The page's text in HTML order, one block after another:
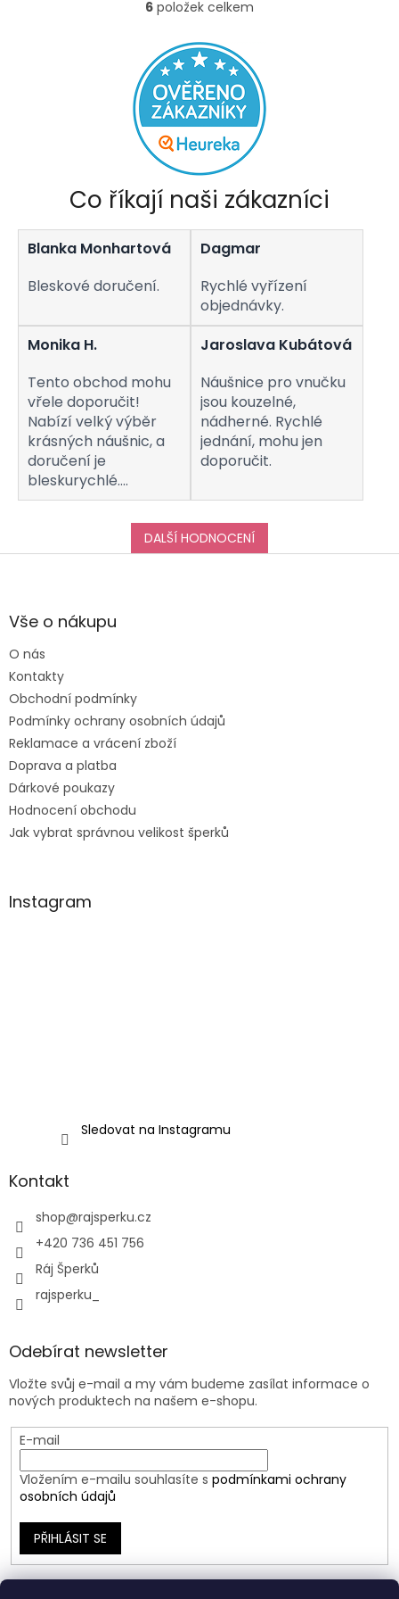
O
l
á
d
a
c
í
p
r
v
k
v
ý
i
s
u
6 položek celkem
Co říkají naši zákazníci
Blanka Monhartová
Bleskové doručení.
Dagmar
Rychlé vyřízení
objednávky.
Monika H.
Tento obchod mohu
vřele doporučit!
Nabízí velký výběr
krásných náušnic, a
doručení je
bleskurychlé.
Komunikaci s
obchodem hodnotím
taktéž na jedničku!
Děkuji za vše, a určitě
Jaroslava Kubátová
Náušnice pro vnučku
jsou kouzelné,
nádherné. Rychlé
jednání, mohu jen
doporučit.
DALŠÍ HODNOCENÍ
Z
aVše o nákupu
O nás
Kontakty
Obchodní podmínky
Podmínky ochrany osobních údajů
Reklamace a vrácení zboží
Doprava a platba
Dárkové poukazy
Hodnocení obchodu
Jak vybrat správnou velikost šperků
Instagram
Sledovat na Instagramu
Kontakt
shop@rajsperku.cz
+420 736 451 756
Ráj Šperků
rajsperku_
Odebírat newsletter
Vložte svůj e-mail a my vám budeme zasílat informace o
nových produktech na našem e-shopu.
E-mail
Vložením e-mailu souhlasíte s podmínkami ochrany
osobních údajů
PŘIHLÁSIT SE